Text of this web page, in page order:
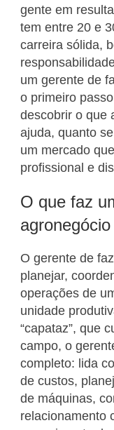
gente em
tem entre 20 e
carreira sólida,
um gerente de
o primeiro
descobrir o que
ajuda, quanto
um mercado
profissional e
O que faz
agronegócio
O gerente de
planejar,
operações de
unidade
“capataz”, que
campo, o
completo: lida
de custos,
de máquinas,
relacionamento